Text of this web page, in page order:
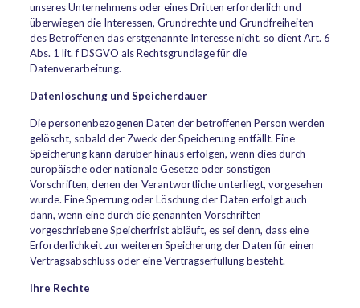
unseres Unternehmens oder eines Dritten erforderlich und
überwiegen die Interessen, Grundrechte und Grundfreiheiten
des Betroffenen das erstgenannte Interesse nicht, so dient Art. 6
Abs. 1 lit. f DSGVO als Rechtsgrundlage für die
Datenverarbeitung.
Datenlöschung und Speicherdauer
Die personenbezogenen Daten der betroffenen Person werden
gelöscht, sobald der Zweck der Speicherung entfällt. Eine
Speicherung kann darüber hinaus erfolgen, wenn dies durch
europäische oder nationale Gesetze oder sonstigen
Vorschriften, denen der Verantwortliche unterliegt, vorgesehen
wurde. Eine Sperrung oder Löschung der Daten erfolgt auch
dann, wenn eine durch die genannten Vorschriften
vorgeschriebene Speicherfrist abläuft, es sei denn, dass eine
Erforderlichkeit zur weiteren Speicherung der Daten für einen
Vertragsabschluss oder eine Vertragserfüllung besteht.
Ihre Rechte